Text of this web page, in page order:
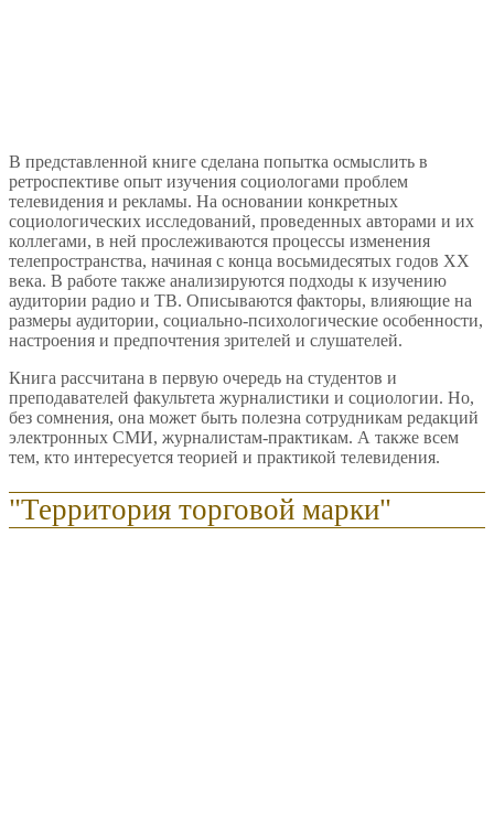
В представленной книге сделана попытка осмыслить в
ретроспективе опыт изучения социологами проблем
телевидения и рекламы. На основании конкретных
социологических исследований, проведенных авторами и их
коллегами, в ней прослеживаются процессы изменения
телепространства, начиная с конца восьмидесятых годов XX
века. В работе также анализируются подходы к изучению
аудитории радио и ТВ. Описываются факторы, влияющие на
размеры аудитории, социально-психологические особенности,
настроения и предпочтения зрителей и слушателей.
Книга рассчитана в первую очередь на студентов и
преподавателей факультета журналистики и социологии. Но,
без сомнения, она может быть полезна сотрудникам редакций
электронных СМИ, журналистам-практикам. А также всем
тем, кто интересуется теорией и практикой телевидения.
"Территория торговой марки"